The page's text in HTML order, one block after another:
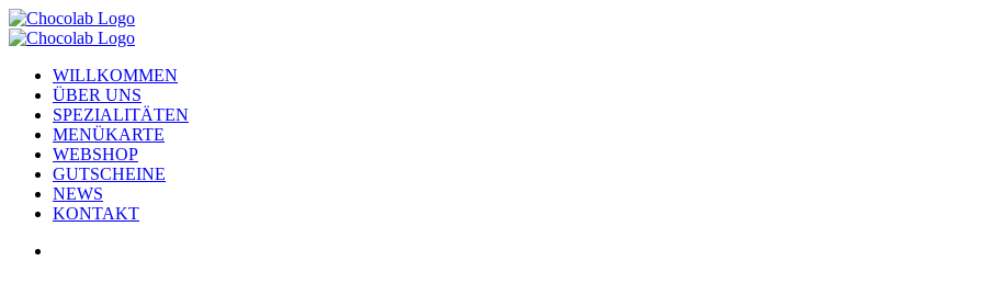
WILLKOMMEN
ÜBER UNS
SPEZIALITÄTEN
MENÜKARTE
WEBSHOP
GUTSCHEINE
NEWS
KONTAKT